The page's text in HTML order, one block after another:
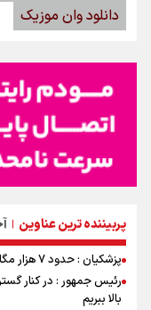
پربیننده ترین عناوین |
پزشکیان : حدود ۷ هزار مگاوات نیروگاه پنل خورشیدی وارد مدار شده است
رئیس جمهور : در کنار
بالا ببریم
دانلود وان موزیک